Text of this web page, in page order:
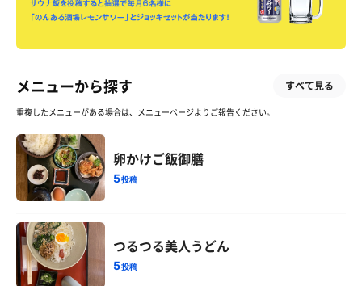
メニューから探す すべて見る
重複したメニューがある場合は、メニューページよりご報告ください。
卵かけご飯御膳
5投稿
つるつる美人うどん
5投稿